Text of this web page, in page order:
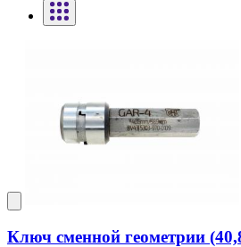
Ключ сменной геометрии